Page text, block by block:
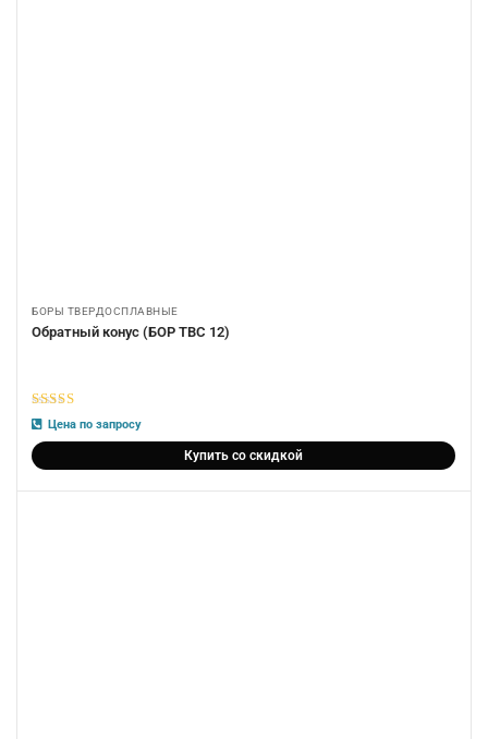
БОРЫ ТВЕРДОСПЛАВНЫЕ
Обратный конус (БОР ТВС 12)
5из 5
Цена по запросу
Купить со скидкой